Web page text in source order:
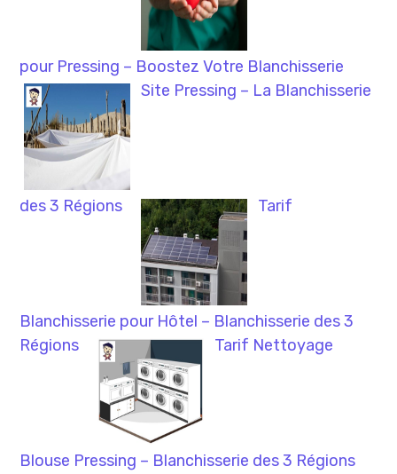
pour Pressing – Boostez Votre Blanchisserie
Site Pressing – La Blanchisserie
des 3 Régions Tarif
Blanchisserie pour Hôtel – Blanchisserie des 3
Régions
Tarif Nettoyage
Blouse Pressing – Blanchisserie des 3 Régions